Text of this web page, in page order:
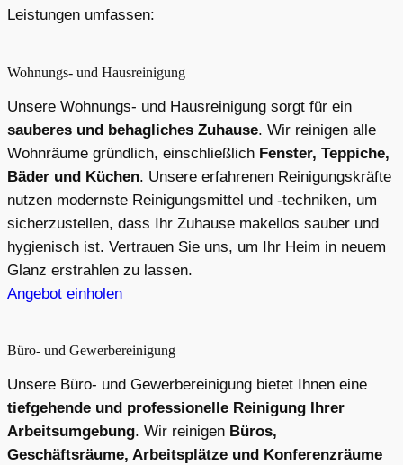
Leistungen umfassen:
Wohnungs- und Hausreinigung
Unsere Wohnungs- und Hausreinigung sorgt für ein
sauberes und behagliches Zuhause. Wir reinigen alle
Wohnräume gründlich, einschließlich Fenster, Teppiche,
Bäder und Küchen. Unsere erfahrenen Reinigungskräfte
nutzen modernste Reinigungsmittel und -techniken, um
sicherzustellen, dass Ihr Zuhause makellos sauber und
hygienisch ist. Vertrauen Sie uns, um Ihr Heim in neuem
Glanz erstrahlen zu lassen.
Angebot einholen
Büro- und Gewerbereinigung
Unsere Büro- und Gewerbereinigung bietet Ihnen eine
tiefgehende und professionelle Reinigung Ihrer
Arbeitsumgebung. Wir reinigen Büros,
Geschäftsräume, Arbeitsplätze und Konferenzräume